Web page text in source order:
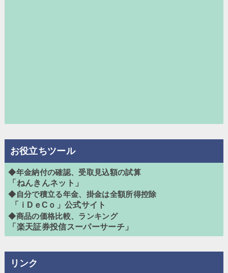
お役立ちツール
◆年金納付の確認、受取見込額の試算
「ねんきんネット」
◆自分で積立る年金、掛金は全額所得控除
「ｉDｅCｏ」公式サイト
◆商品の価格比較、ランキング
「楽天証券投信スーパーサーチ」
リンク